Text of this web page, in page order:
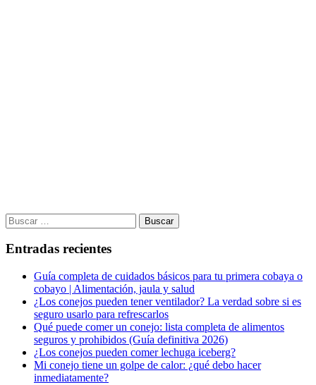
Buscar:
Entradas recientes
Guía completa de cuidados básicos para tu primera cobaya o
cobayo | Alimentación, jaula y salud
¿Los conejos pueden tener ventilador? La verdad sobre si es
seguro usarlo para refrescarlos
Qué puede comer un conejo: lista completa de alimentos
seguros y prohibidos (Guía definitiva 2026)
¿Los conejos pueden comer lechuga iceberg?
Mi conejo tiene un golpe de calor: ¿qué debo hacer
inmediatamente?